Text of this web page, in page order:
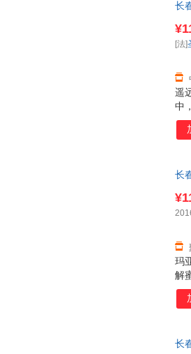
长
换
遥
中
家
[法]
长
套
玛
解
的
茁
长